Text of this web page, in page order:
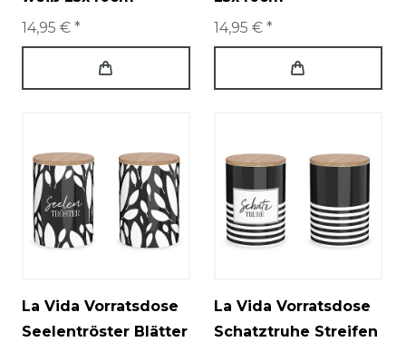
14,95 € *
14,95 € *
La Vida Vorratsdose
Seelentröster Blätter
La Vida Vorratsdose
Schatztruhe Streifen